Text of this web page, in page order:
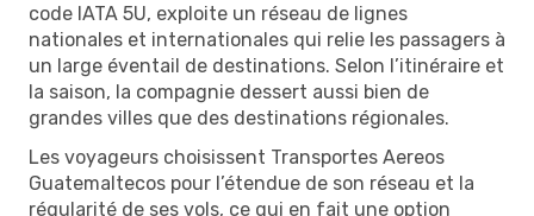
code IATA 5U, exploite un réseau de lignes
nationales et internationales qui relie les passagers à
un large éventail de destinations. Selon l’itinéraire et
la saison, la compagnie dessert aussi bien de
grandes villes que des destinations régionales.
Les voyageurs choisissent Transportes Aereos
Guatemaltecos pour l’étendue de son réseau et la
régularité de ses vols, ce qui en fait une option